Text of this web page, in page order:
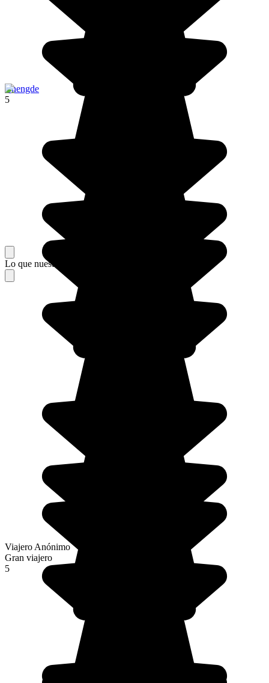
Chengde
5
Lo que nuestros viajeros piensan de su estancia
Viajero Anónimo
Gran viajero
5